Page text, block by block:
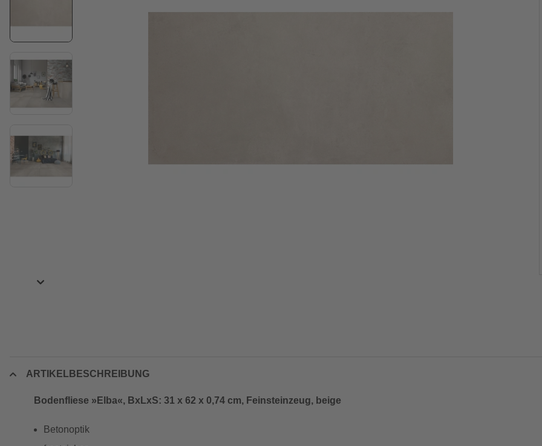
ARTIKELBESCHREIBUNG
Bodenfliese »Elba«, BxLxS: 31 x 62 x 0,74 cm, Feinsteinzeug, beige
Betonoptik